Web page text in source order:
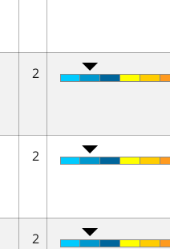
2
2
2